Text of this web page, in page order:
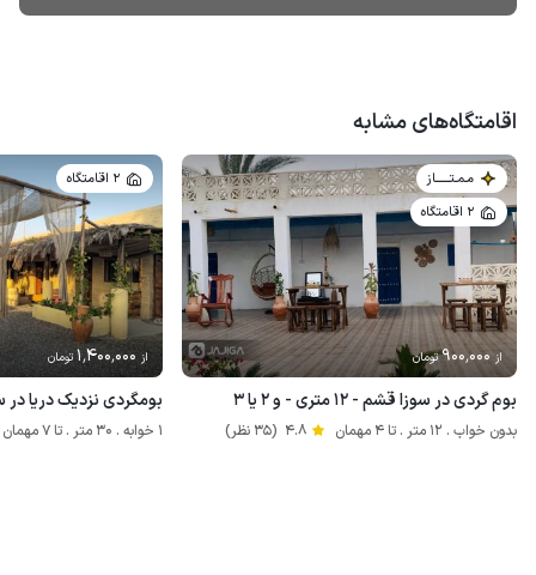
اقامتگاه‌های مشابه
مـمـتــــــاز
2 اقامتگاه
از 900٬000تومان
بوم گردی در سوزا قشم - ۱۲ متری - و ۲ یا ۳
بدون خواب . 12 متر . تا 4 مهمان 4.8 (35 نظر)
2 اقامتگاه
از 1٬400٬000تومان
بومگردی نزدیک دریا در
1 خوابه . 30 متر . تا 7 مهمان